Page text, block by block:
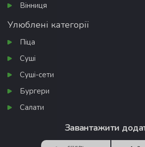
Вінниця
Улюблені категорії
Піца
Суші
Суші-сети
Бургери
Салати
Завантажити